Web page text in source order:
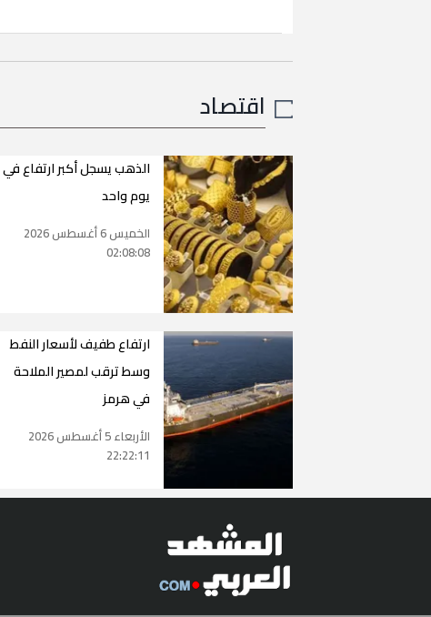
اقتصاد
الذهب يسجل أكبر ارتفاع في
يوم واحد
الخميس 6 أغسطس 2026
02:08:08
ارتفاع طفيف لأسعار النفط
وسط ترقب لمصير الملاحة
في هرمز
الأربعاء 5 أغسطس 2026
22:22:11